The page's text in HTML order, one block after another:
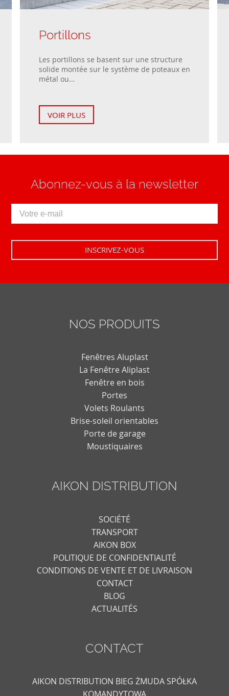
Portillons
Les portillons se basent sur une structure
solide montée sur le système de poteaux en
métal ou...
VOIR PLUS
Abonnez-vous à la newsletter
NOS PRODUITS
Fenêtres Aluplast
La Fenêtre Aliplast
Fenêtre en bois
Portes
Volets Roulants
Brise-soleil orientables
Porte de garage
Moustiquaires
AIKON DISTRIBUTION
SOCIÉTÉ
TRANSPORT
AIKON BOX
POLITIQUE DE CONFIDENTIALITÉ
CONDITIONS DE VENTE ET DE LIVRAISON
CONTACT
BLOG
ACTUALITÉS
CONTACT
AIKON DISTRIBUTION BIEG ŻMUDA SPÓŁKA